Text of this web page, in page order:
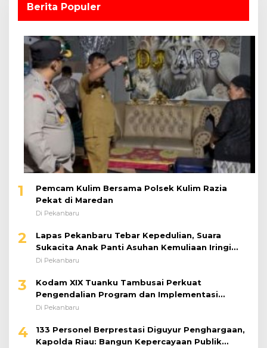
Berita Populer
1
Pemcam Kulim Bersama Polsek Kulim Razia
Pekat di Maredan
Di Pekanbaru
2
Lapas Pekanbaru Tebar Kepedulian, Suara
Sukacita Anak Panti Asuhan Kemuliaan Iringi
Bantuan Sosial
Di Pekanbaru
3
Kodam XIX Tuanku Tambusai Perkuat
Pengendalian Program dan Implementasi
Doktrin TNI AD
Di Pekanbaru
4
133 Personel Berprestasi Diguyur Penghargaan,
Kapolda Riau: Bangun Kepercayaan Publik